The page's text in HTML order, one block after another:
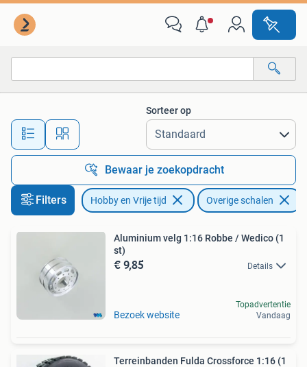
Alle afstanden…
Sorteer op
Bewaar je zoekopdracht
Filters Hobby en Vrije tijd Overige schalen
Aluminium velg 1:16 Robbe / Wedico (1
st)
€ 9,85 Details
Bezoek website
Topadvertentie
Vandaag
Terreinbanden Fulda Crossforce 1:16 (1